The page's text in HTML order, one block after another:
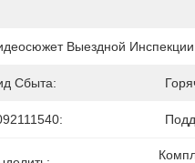
Выездной
Сбыта: